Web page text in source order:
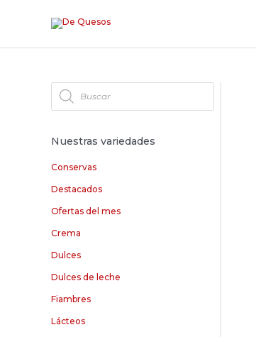
Nuestras variedades
Conservas
Destacados
Ofertas del mes
Crema
Dulces
Dulces de leche
Fiambres
Lácteos